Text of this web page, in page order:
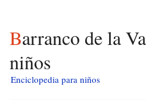
Barranco de la Valltorta para
niños
Enciclopedia para niños